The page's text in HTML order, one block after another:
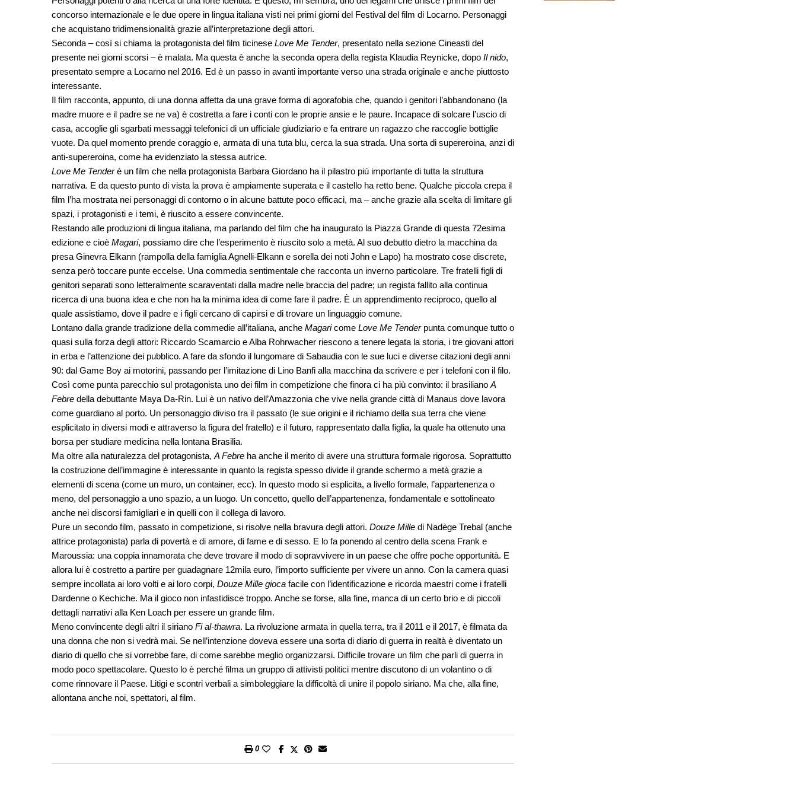
concorso internazionale e le due opere in lingua italiana visti nei primi giorni del Festival del film di Locarno. Personaggi
che acquistano tridimensionalità grazie all’interpretazione degli attori.
Seconda – così si chiama la protagonista del film ticinese Love Me Tender, presentato nella sezione Cineasti del
presente nei giorni scorsi – è malata. Ma questa è anche la seconda opera della regista Klaudia Reynicke, dopo Il nido,
presentato sempre a Locarno nel 2016. Ed è un passo in avanti importante verso una strada originale e anche piuttosto
interessante.
Il film racconta, appunto, di una donna affetta da una grave forma di agorafobia che, quando i genitori l’abbandonano (la
madre muore e il padre se ne va) è costretta a fare i conti con le proprie ansie e le paure. Incapace di solcare l’uscio di
casa, accoglie gli sgarbati messaggi telefonici di un ufficiale giudiziario e fa entrare un ragazzo che raccoglie bottiglie
vuote. Da quel momento prende coraggio e, armata di una tuta blu, cerca la sua strada. Una sorta di supereroina, anzi di
anti-supereroina, come ha evidenziato la stessa autrice.
Love Me Tenderè un film che nella protagonista Barbara Giordano ha il pilastro più importante di tutta la struttura
narrativa. E da questo punto di vista la prova è ampiamente superata e il castello ha retto bene. Qualche piccola crepa il
film l’ha mostrata nei personaggi di contorno o in alcune battute poco efficaci, ma – anche grazie alla scelta di limitare gli
spazi, i protagonisti e i temi, è riuscito a essere convincente.
Restando alle produzioni di lingua italiana, ma parlando del film che ha inaugurato la Piazza Grande di questa 72esima
edizione e cioè Magari, possiamo dire che l’esperimento è riuscito solo a metà. Al suo debutto dietro la macchina da
presa Ginevra Elkann (rampolla della famiglia Agnelli-Elkann e sorella dei noti John e Lapo) ha mostrato cose discrete,
senza però toccare punte eccelse. Una commedia sentimentale che racconta un inverno particolare. Tre fratelli figli di
genitori separati sono letteralmente scaraventati dalla madre nelle braccia del padre; un regista fallito alla continua
ricerca di una buona idea e che non ha la minima idea di come fare il padre. È un apprendimento reciproco, quello al
quale assistiamo, dove il padre e i figli cercano di capirsi e di trovare un linguaggio comune.
Lontano dalla grande tradizione della commedie all’italiana, anche Magaricome Love Me Tenderpunta comunque tutto o
quasi sulla forza degli attori: Riccardo Scamarcio e Alba Rohrwacher riescono a tenere legata la storia, i tre giovani attori
in erba e l’attenzione dei pubblico. A fare da sfondo il lungomare di Sabaudia con le sue luci e diverse citazioni degli anni
90: dal Game Boy ai motorini, passando per l’imitazione di Lino Banfi alla macchina da scrivere e per i telefoni con il filo.
Così come punta parecchio sul protagonista uno dei film in competizione che finora ci ha più convinto: il brasiliano A
Febre della debuttante Maya Da-Rin. Lui è un nativo dell’Amazzonia che vive nella grande città di Manaus dove lavora
come guardiano al porto. Un personaggio diviso tra il passato (le sue origini e il richiamo della sua terra che viene
esplicitato in diversi modi e attraverso la figura del fratello) e il futuro, rappresentato dalla figlia, la quale ha ottenuto una
borsa per studiare medicina nella lontana Brasilia.
Ma oltre alla naturalezza del protagonista, A Febre ha anche il merito di avere una struttura formale rigorosa. Soprattutto
la costruzione dell’immagine è interessante in quanto la regista spesso divide il grande schermo a metà grazie a
elementi di scena (come un muro, un container, ecc). In questo modo si esplicita, a livello formale, l’appartenenza o
meno, del personaggio a uno spazio, a un luogo. Un concetto, quello dell’appartenenza, fondamentale e sottolineato
anche nei discorsi famigliari e in quelli con il collega di lavoro.
Pure un secondo film, passato in competizione, si risolve nella bravura degli attori. Douze Mille di Nadège Trebal (anche
attrice protagonista) parla di povertà e di amore, di fame e di sesso. E lo fa ponendo al centro della scena Frank e
Maroussia: una coppia innamorata che deve trovare il modo di sopravvivere in un paese che offre poche opportunità. E
allora lui è costretto a partire per guadagnare 12mila euro, l’importo sufficiente per vivere un anno. Con la camera quasi
sempre incollata ai loro volti e ai loro corpi, Douze Mille gioca facile con l’identificazione e ricorda maestri come i fratelli
Dardenne o Kechiche. Ma il gioco non infastidisce troppo. Anche se forse, alla fine, manca di un certo brio e di piccoli
dettagli narrativi alla Ken Loach per essere un grande film.
Meno convincente degli altri il siriano Fi al-thawra. La rivoluzione armata in quella terra, tra il 2011 e il 2017, è filmata da
una donna che non si vedrà mai. Se nell’intenzione doveva essere una sorta di diario di guerra in realtà è diventato un
diario di quello che si vorrebbe fare, di come sarebbe meglio organizzarsi. Difficile trovare un film che parli di guerra in
modo poco spettacolare. Questo lo è perché filma un gruppo di attivisti politici mentre discutono di un volantino o di
come rinnovare il Paese. Litigi e scontri verbali a simboleggiare la difficoltà di unire il popolo siriano. Ma che, alla fine,
allontana anche noi, spettatori, al film.
0